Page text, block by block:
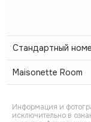
Стандартный
Maisonette Room
Информация и
исключительно в